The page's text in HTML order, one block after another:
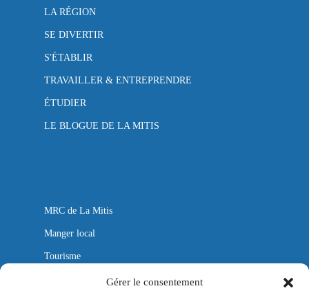
Gérer le consentement
LA RÉGION
SE DIVERTIR
S'ÉTABLIR
TRAVAILLER & ENTREPRENDRE
ÉTUDIER
LE BLOGUE DE LA MITIS
MRC de La Mitis
Manger local
Tourisme